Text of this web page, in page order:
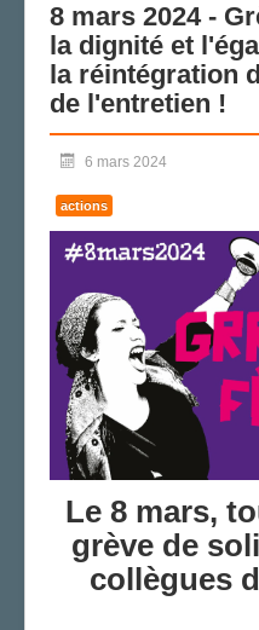
ACTUALITÉ
CSAL
CAP/Recours
FS SSCT
Action sociale
Archives
LE CHARMANT SON
Vos correspondants
Vos élus
AGENDA
ADHÉRER
8 mars 2024 -
la dignité et
la réintégration
de l'entretien !
6 mars 2024
actions
Le 8 mars,
grève de
collègues